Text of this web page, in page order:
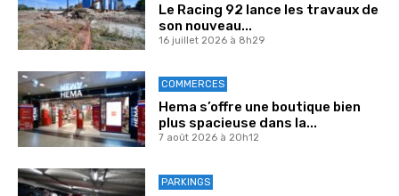
Le Racing 92 lance les travaux de
son nouveau...
16 juillet 2026 à 8h29
COMMERCES
Hema s’offre une boutique bien
plus spacieuse dans la...
7 août 2026 à 20h12
PARKINGS